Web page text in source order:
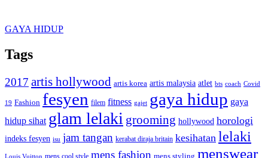
GAYA HIDUP
Tags
2017 artis hollywood artis korea artis malaysia atlet bts coach Covid
19 Fashion fesyen filem fitness gajet gaya hidup gaya
hidup sihat glam lelaki grooming hollywood horologi
indeks fesyen isu jam tangan kerabat diraja britain kesihatan lelaki
Louis Vuitton mens cool style mens fashion mens styling menswear